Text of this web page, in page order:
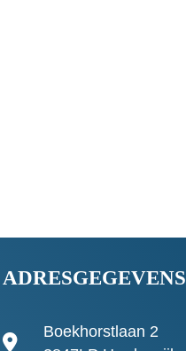
ADRESGEGEVENS
Boekhorstlaan 2